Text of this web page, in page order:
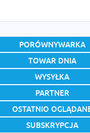
PORÓWNYWARKA
TOWAR DNIA
WYSYŁKA
PARTNER
OSTATNIO
SUBSKRYPCJA